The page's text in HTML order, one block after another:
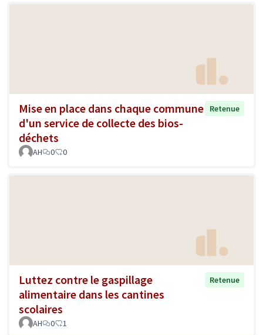
Mise en place dans chaque commune
d'un service de collecte des bios-
déchets
Retenue
AH 0 0
Luttez contre le gaspillage
alimentaire dans les cantines
scolaires
Retenue
AH 0 1